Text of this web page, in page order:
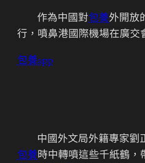
作為中國對包養外開放
行，噴鼻港國際機場在廣交
包養app
中國外文局外籍專家劉
包養時中轉噴這些千紙鶴，